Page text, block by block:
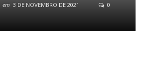
em 3 DE NOVEMBRO DE 2021
0